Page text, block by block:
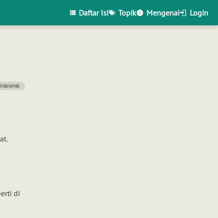
Daftar Isi Topik Mengenai Login
di